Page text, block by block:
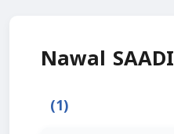
Nawal SAADI
(1)